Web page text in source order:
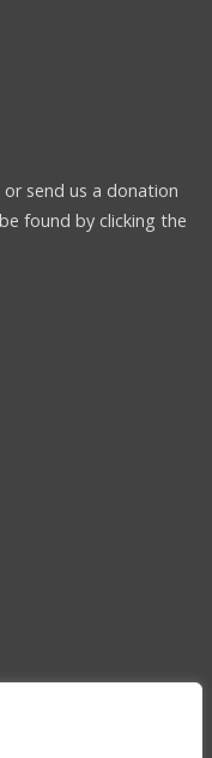
send us a donation
found by clicking the